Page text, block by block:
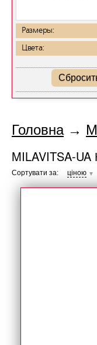
Размеры:
Цвета:
Головна→
MILAVITSA-
Сортувати за: ціною ▼